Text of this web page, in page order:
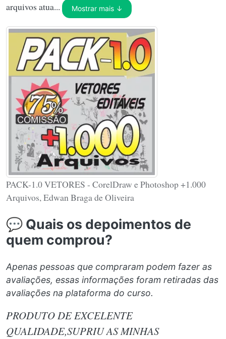
arquivos atua...
Mostrar mais ↓
PACK-1.0 VETORES - CorelDraw e Photoshop +1.000
Arquivos, Edwan Braga de Oliveira
💬 Quais os depoimentos de
quem comprou?
Apenas pessoas que compraram podem fazer as
avaliações, essas informações foram retiradas das
avaliações na plataforma do curso.
PRODUTO DE EXCELENTE
QUALIDADE,SUPRIU AS MINHAS